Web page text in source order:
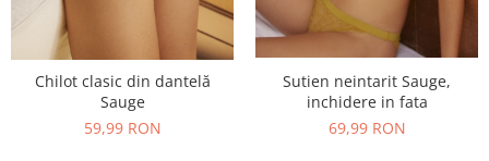
Chilot clasic din dantelă
Sauge
59,99 RON
Sutien neintarit Sauge,
inchidere in fata
69,99 RON